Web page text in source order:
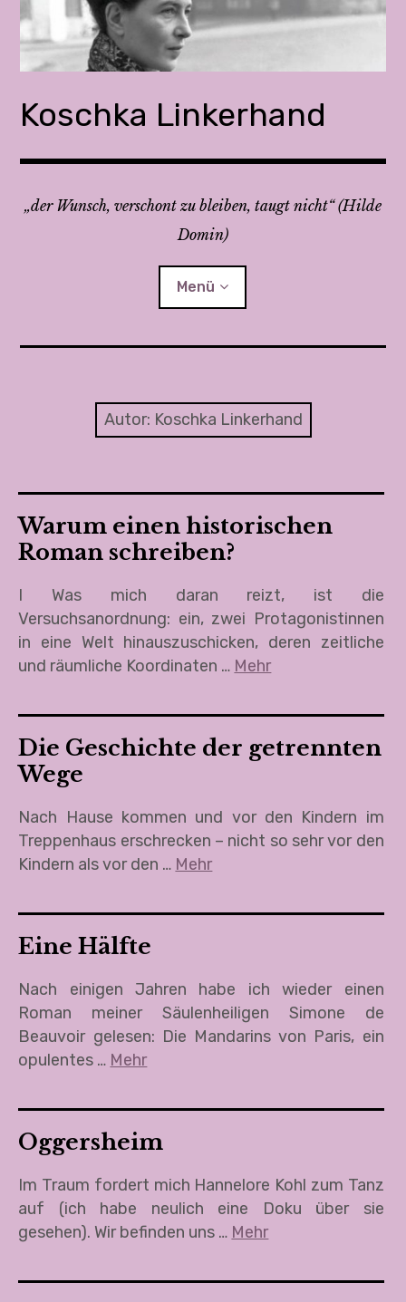
Koschka Linkerhand
„der Wunsch, verschont zu bleiben, taugt nicht“ (Hilde
Domin)
Menü
Die Irrfahrten der Anne Bonnie
Um mein Leben
Polittexte
About
Audio & Video
Termine, Kontakt & Impressum
Autor: Koschka Linkerhand
Warum einen historischen
Roman schreiben?
I Was mich daran reizt, ist die
Versuchsanordnung: ein, zwei Protagonistinnen
in eine Welt hinauszuschicken, deren zeitliche
und räumliche Koordinaten … Mehr
Die Geschichte der getrennten
Wege
Nach Hause kommen und vor den Kindern im
Treppenhaus erschrecken – nicht so sehr vor den
Kindern als vor den … Mehr
Eine Hälfte
Nach einigen Jahren habe ich wieder einen
Roman meiner Säulenheiligen Simone de
Beauvoir gelesen: Die Mandarins von Paris, ein
opulentes … Mehr
Oggersheim
Im Traum fordert mich Hannelore Kohl zum Tanz
auf (ich habe neulich eine Doku über sie
gesehen). Wir befinden uns … Mehr